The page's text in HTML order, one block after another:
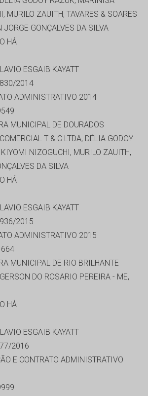
MURILO ZAUITH, TAVARES & SOARES
JORGE GONÇALVES DA SILVA
HÁ
ESGAIB KAYATT
2014
ADMINISTRATIVO 2014
MUNICIPAL DE DOURADOS
COMERCIAL T & C LTDA, DÉLIA GODOY
NIZOGUCHI, MURILO ZAUITH,
DA SILVA
HÁ
ESGAIB KAYATT
2015
ADMINISTRATIVO 2015
MUNICIPAL DE RIO BRILHANTE
GERSON DO ROSARIO PEREIRA - ME,
HÁ
ESGAIB KAYATT
2016
E CONTRATO ADMINISTRATIVO